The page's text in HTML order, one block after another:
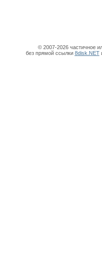
© 2007-2026 частичное
без прямой ссылки 8disk.NET